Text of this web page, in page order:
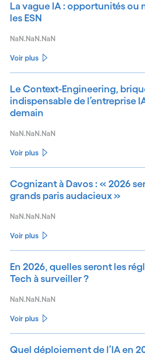
La vague IA : opportunités ou
les ESN
NaN.NaN.NaN
Voir plus
Le Context-Engineering,
indispensable de l’entreprise
demain
NaN.NaN.NaN
Voir plus
Cognizant à Davos : « 2026
grands paris audacieux »
NaN.NaN.NaN
Voir plus
En 2026, quelles seront les
Tech à surveiller ?
NaN.NaN.NaN
Voir plus
Quel déploiement de l’IA en